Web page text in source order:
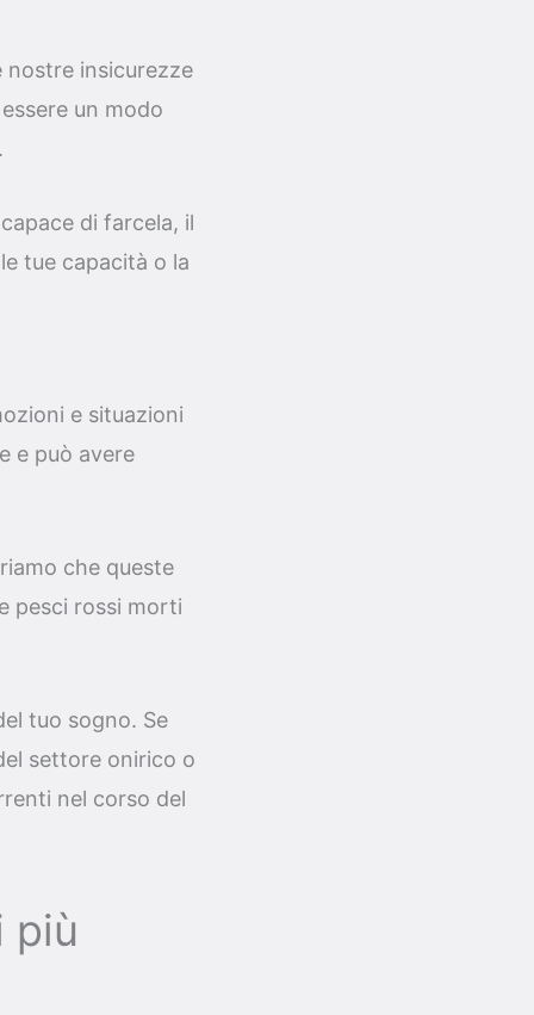
nostre insicurezze
un modo
di farcela, il
tue capacità o la
e situazioni
e può avere
che queste
pesci rossi morti
tuo sogno. Se
settore onirico o
nel corso del
più